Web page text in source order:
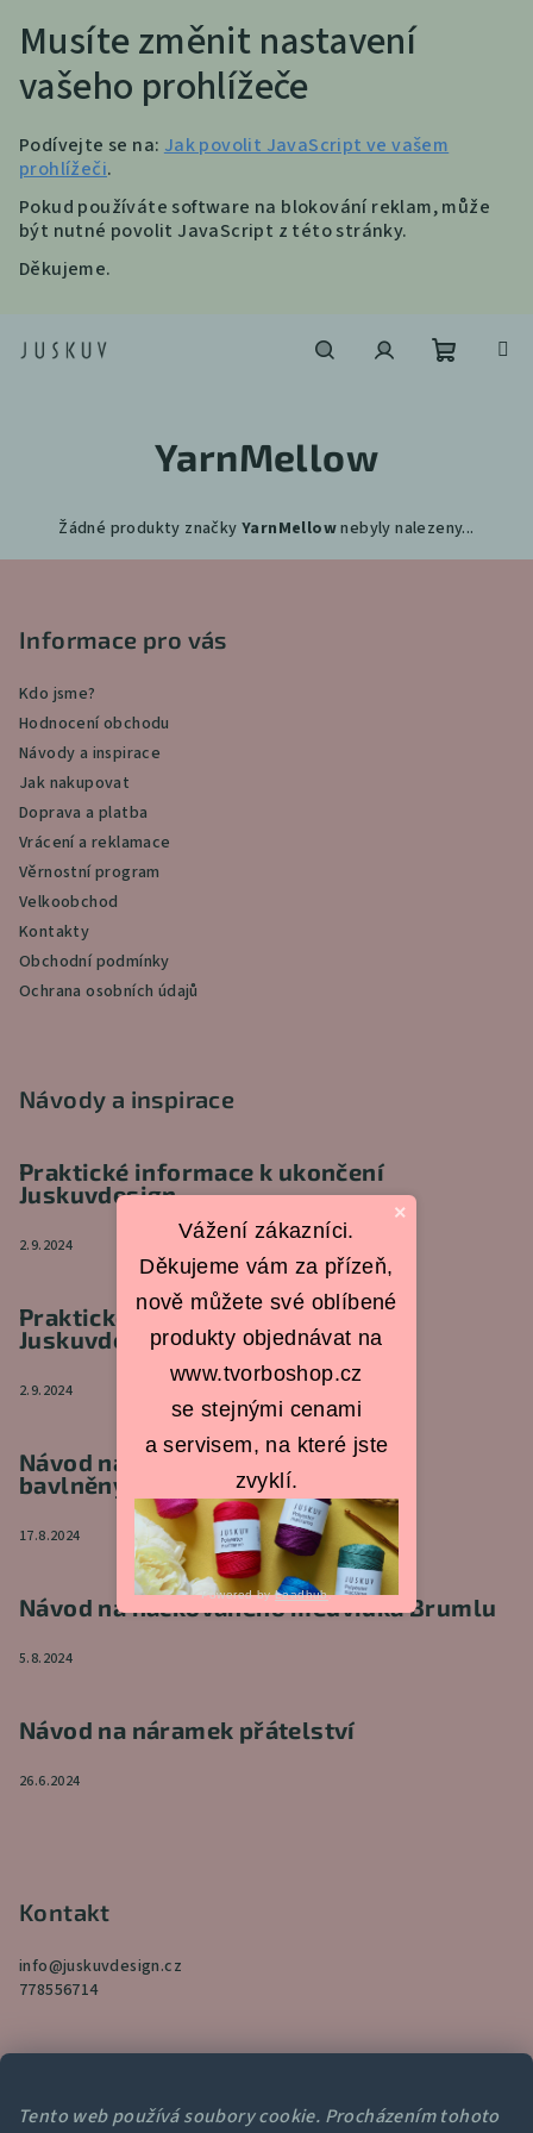
Musíte změnit nastavení
vašeho prohlížeče
Podívejte se na: Jak povolit JavaScript ve vašem
prohlížeči.
Pokud používáte software na blokování reklam, může
být nutné povolit JavaScript z této stránky.
Děkujeme.
Tento web používá soubory cookie. Procházením tohoto
YarnMellow
Žádné produkty značkyYarnMellownebyly nalezeny...
Informace pro vás
Kdo jsme?
Hodnocení obchodu
Návody a inspirace
Jak nakupovat
Doprava a platba
Vrácení a reklamace
Věrnostní program
Velkoobchod
Kontakty
Obchodní podmínky
Ochrana osobních údajů
Návody a inspirace
Praktické informace k ukončení
Juskuvdesign
2.9.2024
Praktické informace k ukončení
Juskuvdesign
2.9.2024
Návod na háčkovanou kabelku z
bavlněných šňůr
17.8.2024
Návod na háčkovaného medvídka Brumlu
5.8.2024
Návod na náramek přátelství
26.6.2024
Kontakt
info@juskuvdesign.cz
778556714
×
Vážení zákazníci.
Děkujeme vám za přízeň,
nově můžete své oblíbené
produkty objednávat na
www.tvorboshop.cz
se stejnými cenami
a servisem, na které jste
zvyklí.
Powered by Leadhub.